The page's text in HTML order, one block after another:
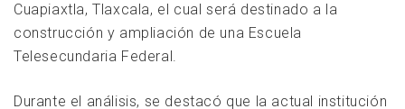
Cuapiaxtla, Tlaxcala, el cual será destinado a la
construcción y ampliación de una Escuela
Telesecundaria Federal.
Durante el análisis, se destacó que la actual institución